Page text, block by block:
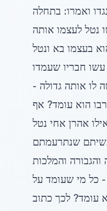
ואמרו: בתחלה
נטל לעצמו אותה
בעצמו בא ונטל
חבריו שעמדו
לו אותה גדולה -
הוא עומד? אף
אהרן אחי נטל
שנתרעמתם
והמלכות
- כל מי שעומד על
עומד? לכך כתוב